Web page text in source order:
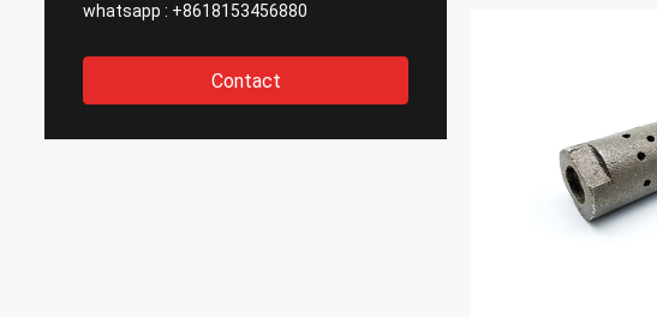
whatsapp : +8618153456880
Contact